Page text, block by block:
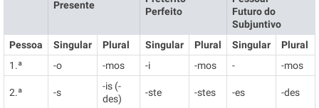
Presente
Perfeito
Futuro do
Subjuntivo
Pessoa
Singular Plural Singular Plural Singular
Plural
1.ª
-o -mos -i -mos - -mos
2.ª -s
-is (-
des)
-ste -stes -es -des